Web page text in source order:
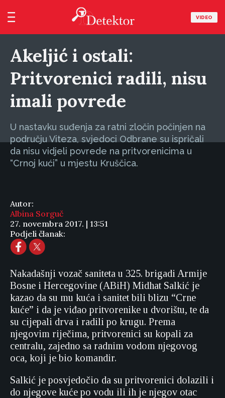
VIDEO
Akeljić i ostali:
Pritvorenici radili, nisu
imali povrede
U nastavku suđenja za ratni zločin počinjen na
području Viteza, svjedoci Odbrane su ispričali
da nisu vidjeli povrede na pritvorenicima u
“Crnoj kući” u mjestu Kruščica.
Autor:
Albina Sorguč
27. novembra 2017. | 13:51
Podjeli članak:
Nakadašnji vozač saniteta u 325. brigadi Armije
Bosne i Hercegovine (ABiH) Midhat Salkić je
kazao da su mu kuća i sanitet bili blizu “Crne
kuće” i da je viđao pritvorenike u dvorištu, te da
su cijepali drva i radili po krugu. Prema
njegovim riječima, pritvorenici su kopali za
centralu, zajedno sa radnim vodom njegovog
oca, koji je bio komandir.
Salkić je posvjedočio da su pritvorenici dolazili i
do njegove kuće po vodu ili ih je njegov otac